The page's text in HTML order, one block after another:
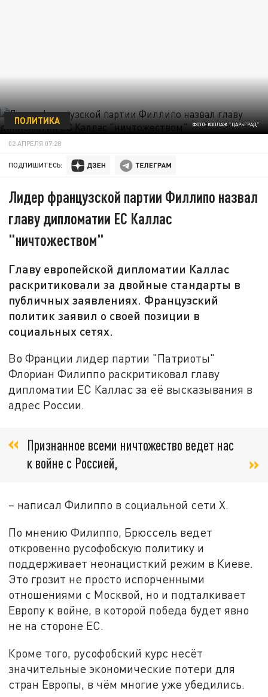
ФОТО: КОЛЛАЖ "ЦАРЬГРАД"
ПОЛИТИКА
02 АПРЕЛЯ 07:28
ПОДПИШИТЕСЬ:
Лидер французской партии Филлипо назвал
главу дипломатии ЕС Каллас
"ничтожеством"
Главу европейской дипломатии Каллас
раскритиковали за двойные стандарты в
публичных заявлениях. Французский
политик заявил о своей позиции в
социальных сетях.
Во Франции лидер партии "Патриоты"
Флориан Филиппо раскритиковал главу
дипломатии ЕС Каллас за её высказывания в
адрес России.
Признанное всеми ничтожество ведет нас
к войне с Россией,
– написал Филиппо в социальной сетиX.
По мнению Филиппо, Брюссель ведет
откровенно русофобскую политику и
поддерживает неонацисткий режим в Киеве.
Это грозит не просто испорченными
отношениями с Москвой, но и подталкивает
Европу к войне, в которой победа будет явно
не на стороне ЕС.
Кроме того, русофобский курс несёт
значительные экономические потери для
стран Европы, в чём многие уже убедились.